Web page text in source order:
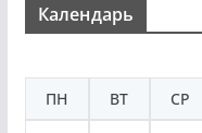
Календарь
ПН
ВТ СР